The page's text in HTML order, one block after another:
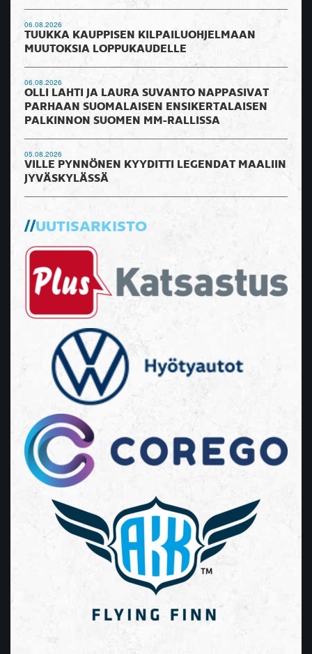
06.08.2026
TUUKKA KAUPPISEN KILPAILUOHJELMAAN
MUUTOKSIA LOPPUKAUDELLE
06.08.2026
OLLI LAHTI JA LAURA SUVANTO NAPPASIVAT
PARHAAN SUOMALAISEN ENSIKERTALAISEN
PALKINNON SUOMEN MM-RALLISSA
05.08.2026
VILLE PYNNÖNEN KYYDITTI LEGENDAT MAALIIN
JYVÄSKYLÄSSÄ
UUTISARKISTO